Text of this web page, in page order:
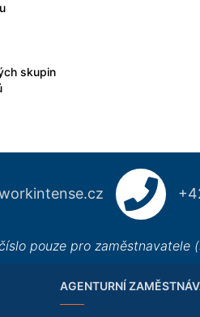
skupin
pouze pro
AGENTURNÍ